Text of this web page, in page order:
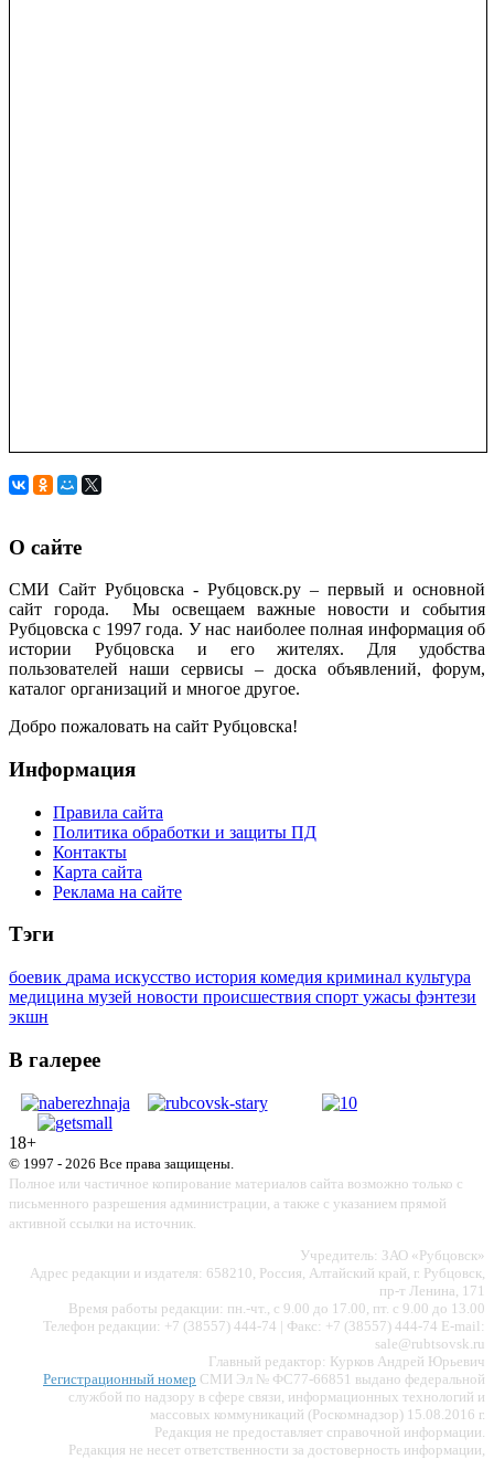
О сайте
СМИ Сайт Рубцовска - Рубцовск.ру – первый и основной
сайт города. Мы освещаем важные новости и события
Рубцовска с 1997 года. У нас наиболее полная информация об
истории Рубцовска и его жителях. Для удобства
пользователей наши сервисы – доска объявлений, форум,
каталог организаций и многое другое.
Добро пожаловать на сайт Рубцовска!
Информация
Правила сайта
Политика обработки и защиты ПД
Контакты
Карта сайта
Реклама на сайте
Тэги
боевик драма искусство история комедия криминал культура
медицина музей новости происшествия спорт ужасы фэнтези
экшн
В галерее
18+
© 1997 - 2026 Все права защищены.
Полное или частичное копирование материалов сайта возможно только с
письменного разрешения администрации, а также с указанием прямой
активной ссылки на источник.
Учредитель: ЗАО «Рубцовск»
Адрес редакции и издателя: 658210, Россия, Алтайский край, г. Рубцовск,
пр-т Ленина, 171
Время работы редакции: пн.-чт., с 9.00 до 17.00, пт. с 9.00 до 13.00
Телефон редакции: +7 (38557) 444-74 | Факс: +7 (38557) 444-74 E-mail:
sale@rubtsovsk.ru
Главный редактор: Курков Андрей Юрьевич
Регистрационный номер СМИ Эл № ФС77-66851 выдано федеральной
службой по надзору в сфере связи, информационных технологий и
массовых коммуникаций (Роскомнадзор) 15.08.2016 г.
Редакция не предоставляет справочной информации.
Редакция не несет ответственности за достоверность информации,